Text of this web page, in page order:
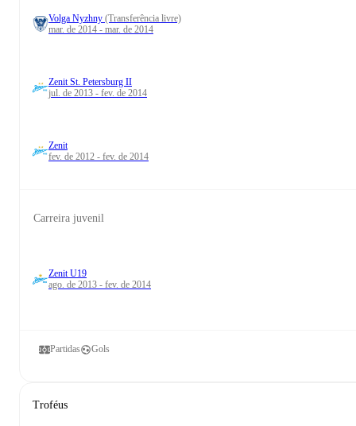
Volga Nyzhny (Transferência livre)
mar. de 2014 - mar. de 2014
Zenit St. Petersburg II
jul. de 2013 - fev. de 2014
Zenit
fev. de 2012 - fev. de 2014
Carreira juvenil
Zenit U19
ago. de 2013 - fev. de 2014
Partidas Gols
Troféus